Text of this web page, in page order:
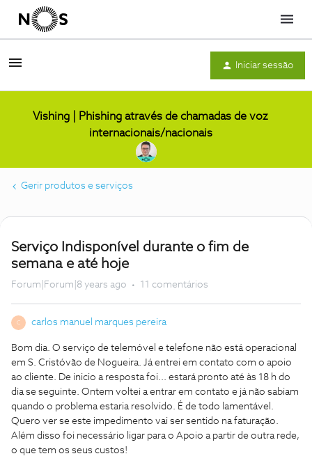
Menu
Iniciar sessão
Vishing | Phishing através de chamadas de voz
internacionais/nacionais
Gerir produtos e serviços
Serviço Indisponível durante o fim de
semana e até hoje
Forum|Forum|8 years ago 11 comentários
C carlos manuel marques pereira
Bom dia. O serviço de telemóvel e telefone não está operacional
em S. Cristóvão de Nogueira. Já entrei em contato com o apoio
ao cliente. De inicio a resposta foi... estará pronto até às 18 h do
dia se seguinte. Ontem voltei a entrar em contato e já não sabiam
quando o problema estaria resolvido. É de todo lamentável.
Quero ver se este impedimento vai ser sentido na faturação.
Além disso foi necessário ligar para o Apoio a partir de outra rede,
o que tem os seus custos!